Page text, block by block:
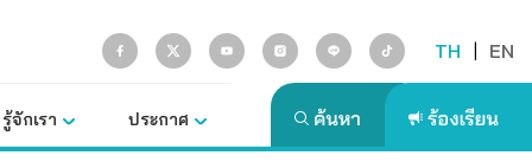
TH | EN
รู้จักเรา ประกาศ